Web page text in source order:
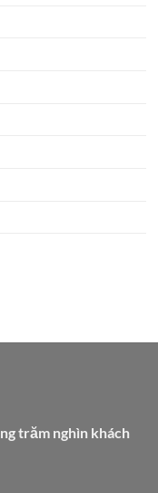
trăm nghìn khách